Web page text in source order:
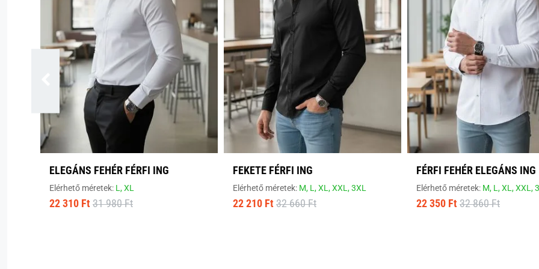
ELEGÁNS FEHÉR FÉRFI ING
Elérhető méretek: L,XL
22 310 Ft 31 980 Ft
FEKETE FÉRFI ING
Elérhető méretek: M, L,XL,XXL,3XL
22 210 Ft 32 660 Ft
FÉRFI FEHÉR ELEGÁNS ING
Elérhető méretek: M, L,XL,XXL,
22 350 Ft 32 860 Ft